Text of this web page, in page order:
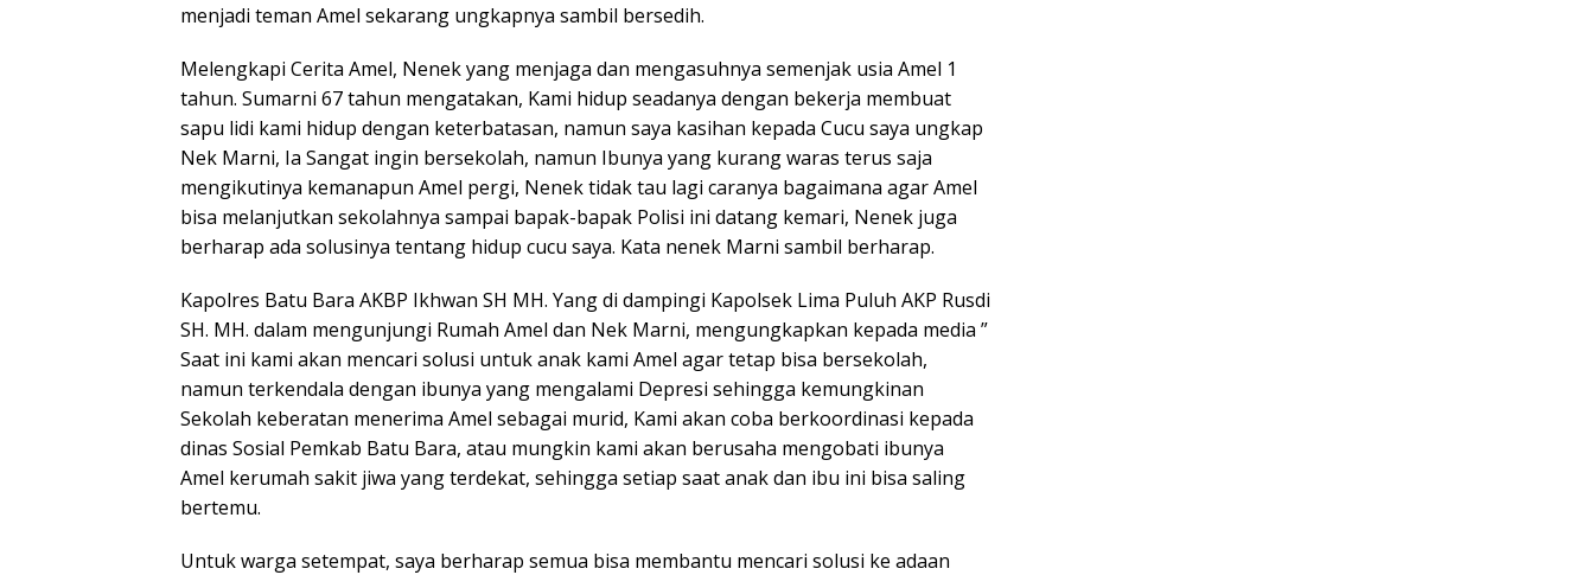
menjadi teman Amel sekarang ungkapnya sambil bersedih.
Melengkapi Cerita Amel, Nenek yang menjaga dan mengasuhnya semenjak usia Amel 1
tahun. Sumarni 67 tahun mengatakan, Kami hidup seadanya dengan bekerja membuat
sapu lidi kami hidup dengan keterbatasan, namun saya kasihan kepada Cucu saya ungkap
Nek Marni, Ia Sangat ingin bersekolah, namun Ibunya yang kurang waras terus saja
mengikutinya kemanapun Amel pergi, Nenek tidak tau lagi caranya bagaimana agar Amel
bisa melanjutkan sekolahnya sampai bapak-bapak Polisi ini datang kemari, Nenek juga
berharap ada solusinya tentang hidup cucu saya. Kata nenek Marni sambil berharap.
Kapolres Batu Bara AKBP Ikhwan SH MH. Yang di dampingi Kapolsek Lima Puluh AKP Rusdi
SH. MH. dalam mengunjungi Rumah Amel dan Nek Marni, mengungkapkan kepada media ”
Saat ini kami akan mencari solusi untuk anak kami Amel agar tetap bisa bersekolah,
namun terkendala dengan ibunya yang mengalami Depresi sehingga kemungkinan
Sekolah keberatan menerima Amel sebagai murid, Kami akan coba berkoordinasi kepada
dinas Sosial Pemkab Batu Bara, atau mungkin kami akan berusaha mengobati ibunya
Amel kerumah sakit jiwa yang terdekat, sehingga setiap saat anak dan ibu ini bisa saling
bertemu.
Untuk warga setempat, saya berharap semua bisa membantu mencari solusi ke adaan